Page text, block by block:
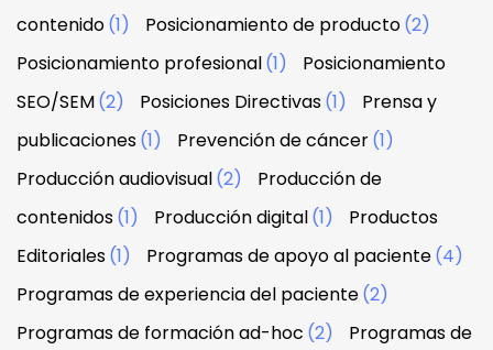
contenido(1) Posicionamiento de producto(2)
Posicionamiento profesional(1)
Posicionamiento
SEO/SEM(2) Posiciones Directivas(1)
Prensa y
publicaciones(1) Prevención de cáncer(1)
Producción audiovisual(2)
Producción de
contenidos(1) Producción digital(1)
Productos
Editoriales(1) Programas de apoyo al paciente(4)
Programas de experiencia del paciente(2)
Programas de formación ad-hoc (2) Programas de